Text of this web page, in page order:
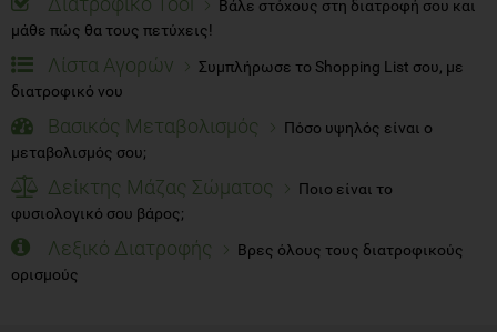
Βάλε στόχους στη διατροφή σου και
μάθε πώς θα τους πετύχεις!
Λίστα Αγορών
Συμπλήρωσε το Shopping List σου, με
διατροφικό νου
Βασικός Μεταβολισμός
Πόσο υψηλός είναι ο
μεταβολισμός σου;
Δείκτης Μάζας Σώματος
Ποιο είναι το
φυσιολογικό σου βάρος;
Λεξικό Διατροφής
Βρες όλους τους διατροφικούς
ορισμούς